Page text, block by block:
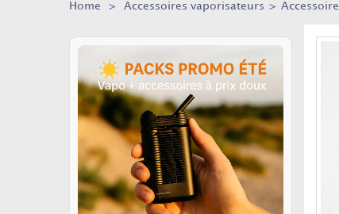
Home > Accessoires vaporisateurs >